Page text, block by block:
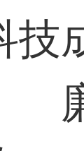
技